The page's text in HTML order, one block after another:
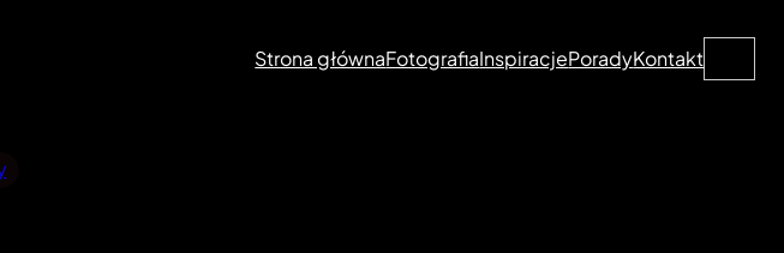
Strona głównaFotografiaInspiracjePoradyKontaktSearch